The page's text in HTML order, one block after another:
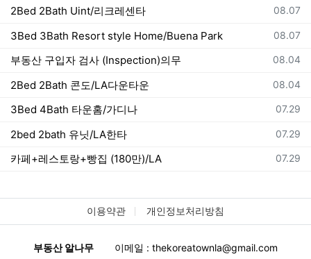
등록일
08.07
2Bed 2Bath Uint/리크레센타
등록일
08.07
3Bed 3Bath Resort style Home/Buena Park
등록일
08.04
부동산 구입자 검사 (Inspection)의무
등록일
08.04
2Bed 2Bath 콘도/LA다운타운
등록일
07.29
3Bed 4Bath 타운홈/가디나
등록일
07.29
2bed 2bath 유닛/LA한타
등록일
07.29
카페+레스토랑+빵집 (180만)/LA
이용약관 개인정보처리방침
부동산 알나무 이메일 : thekoreatownla@gmail.com